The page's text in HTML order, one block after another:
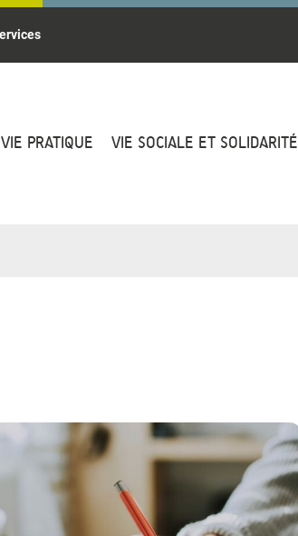
VIE PRATIQUE VIE SOCIALE ET SOLIDARITÉ